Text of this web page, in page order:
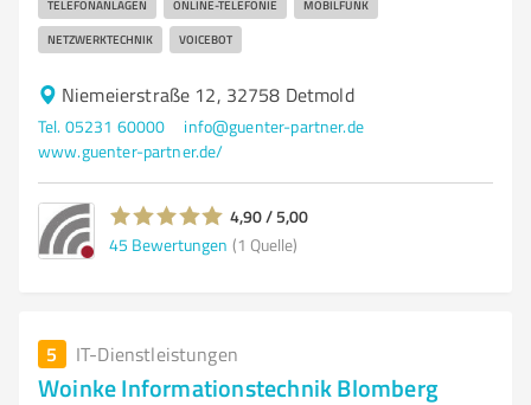
TELEFONANLAGEN ONLINE-TELEFONIE MOBILFUNK
NETZWERKTECHNIK VOICEBOT
Niemeierstraße 12, 32758 Detmold
Tel. 05231 60000
info@guenter-partner.de
www.guenter-partner.de/
4,90 / 5,00
45 Bewertungen (1 Quelle)
5 IT-Dienstleistungen
Woinke Informationstechnik Blomberg